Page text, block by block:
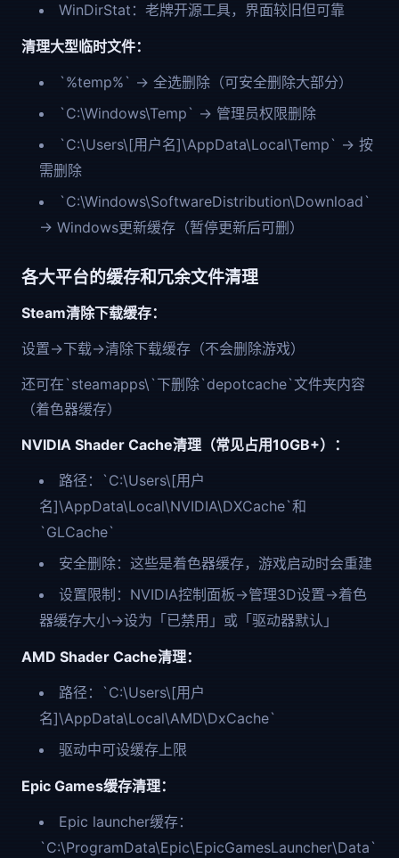
WinDirStat：老牌开源工具，界面较旧但可靠
清理大型临时文件：
`%temp%` → 全选删除（可安全删除大部分）
`C:\Windows\Temp` → 管理员权限删除
`C:\Users\[用户名]\AppData\Local\Temp` → 按
需删除
`C:\Windows\SoftwareDistribution\Download`
→ Windows更新缓存（暂停更新后可删）
各大平台的缓存和冗余文件清理
Steam清除下载缓存：
设置→下载→清除下载缓存（不会删除游戏）
还可在`steamapps\`下删除`depotcache`文件夹内容
（着色器缓存）
NVIDIA Shader Cache清理（常见占用10GB+）：
路径：`C:\Users\[用户
名]\AppData\Local\NVIDIA\DXCache`和
`GLCache`
安全删除：这些是着色器缓存，游戏启动时会重建
设置限制：NVIDIA控制面板→管理3D设置→着色
器缓存大小→设为「已禁用」或「驱动器默认」
AMD Shader Cache清理：
路径：`C:\Users\[用户
名]\AppData\Local\AMD\DxCache`
驱动中可设缓存上限
Epic Games缓存清理：
Epic launcher缓存：
`C:\ProgramData\Epic\EpicGamesLauncher\Data`